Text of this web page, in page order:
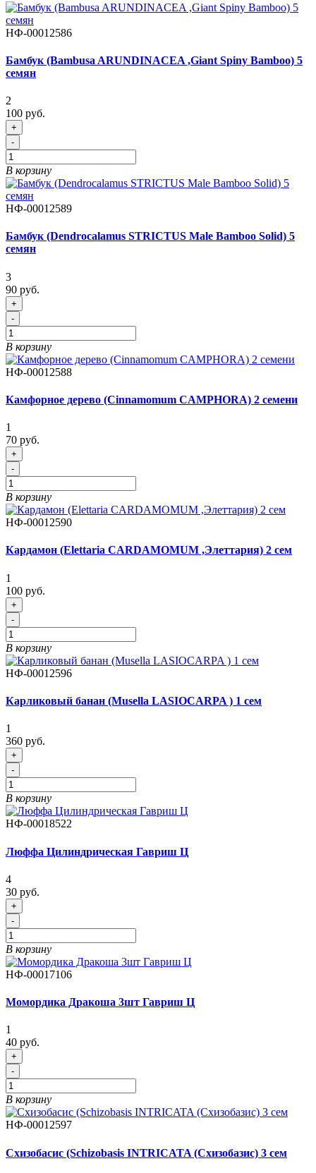
НФ-00012586
Бамбук (Bambusa ARUNDINACEA ,Giant Spiny Bamboo) 5
семян
2
100 руб.
+
-
В корзину
НФ-00012589
Бамбук (Dendrocalamus STRICTUS Male Bamboo Solid) 5
семян
3
90 руб.
+
-
В корзину
НФ-00012588
Камфорное дерево (Cinnamomum CAMPHORA) 2 семени
1
70 руб.
+
-
В корзину
НФ-00012590
Кардамон (Elettaria CARDAMOMUM ,Элеттария) 2 сем
1
100 руб.
+
-
В корзину
НФ-00012596
Карликовый банан (Musella LASIOCARPA ) 1 сем
1
360 руб.
+
-
В корзину
НФ-00018522
Люффа Цилиндрическая Гавриш Ц
4
30 руб.
+
-
В корзину
НФ-00017106
Момордика Дракоша 3шт Гавриш Ц
1
40 руб.
+
-
В корзину
НФ-00012597
Схизобасис (Schizobasis INTRICATA (Схизобазис) 3 сем